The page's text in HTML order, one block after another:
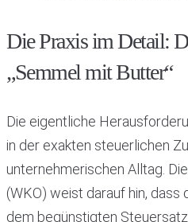
Die Praxis im Detail:
„Semmel mit Butter“
Die eigentliche
in der exakten steuerlichen
unternehmerischen Alltag.
(WKO) weist darauf hin, dass
dem begünstigten